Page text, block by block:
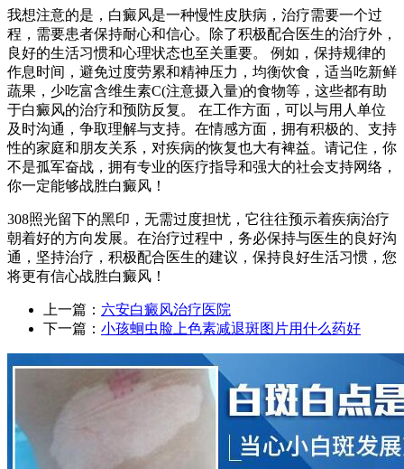
我想注意的是，白癜风是一种慢性皮肤病，治疗需要一个过
程，需要患者保持耐心和信心。除了积极配合医生的治疗外，
良好的生活习惯和心理状态也至关重要。 例如，保持规律的
作息时间，避免过度劳累和精神压力，均衡饮食，适当吃新鲜
蔬果，少吃富含维生素C(注意摄入量)的食物等，这些都有助
于白癜风的治疗和预防反复。 在工作方面，可以与用人单位
及时沟通，争取理解与支持。在情感方面，拥有积极的、支持
性的家庭和朋友关系，对疾病的恢复也大有裨益。请记住，你
不是孤军奋战，拥有专业的医疗指导和强大的社会支持网络，
你一定能够战胜白癜风！
308照光留下的黑印，无需过度担忧，它往往预示着疾病治疗
朝着好的方向发展。在治疗过程中，务必保持与医生的良好沟
通，坚持治疗，积极配合医生的建议，保持良好生活习惯，您
将更有信心战胜白癜风！
上一篇： 六安白癜风治疗医院
下一篇： 小孩蛔虫脸上色素减退斑图片用什么药好